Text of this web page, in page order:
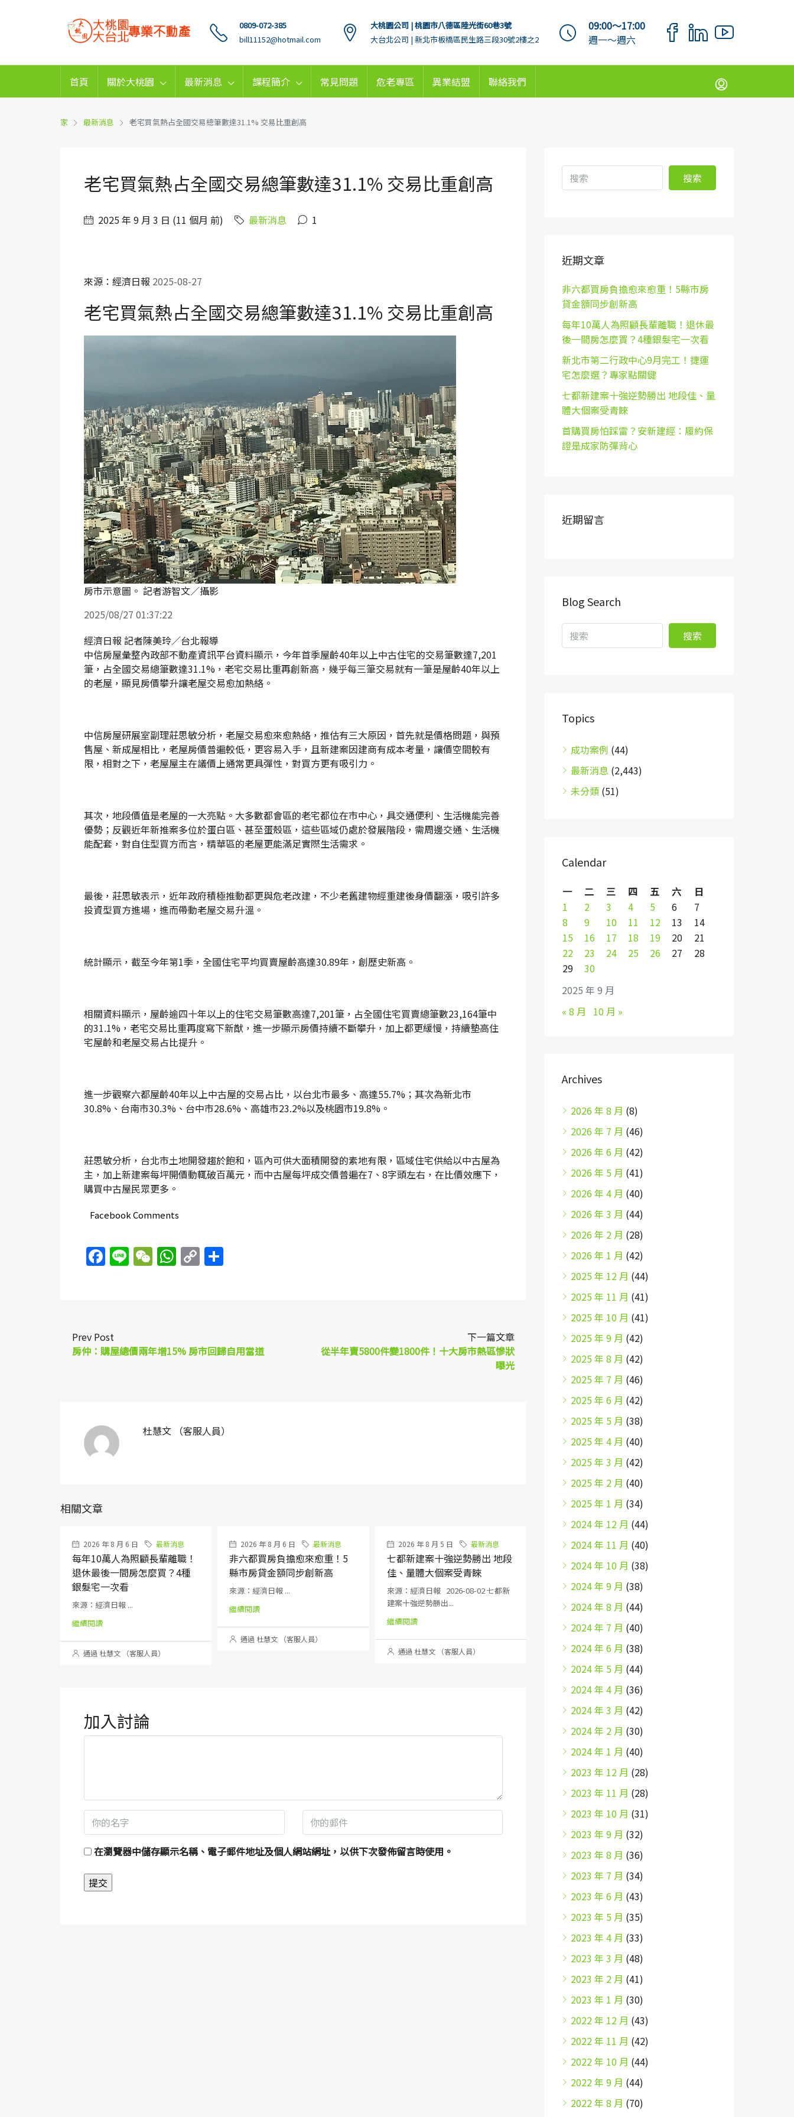
0809-072-385
bill11152@hotmail.com
大桃園公司 | 桃園市八德區陸光街60巷3號
大台北公司 | 新北市板橋區民生路三段30號2樓之2
09:00～17:00
週一～週六
首頁 關於大桃園 最新消息 課程簡介 常見問題 危老專區 異業結盟 聯絡我們
家 最新消息 老宅買氣熱占全國交易總筆數達31.1% 交易比重創高
老宅買氣熱占全國交易總筆數達31.1% 交易比重創高
2025 年 9 月 3 日 (11 個月 前) 最新消息 1
來源：經濟日報 2025-08-27
老宅買氣熱占全國交易總筆數達31.1% 交易比重創高
房市示意圖。 記者游智文／攝影
2025/08/27 01:37:22
經濟日報 記者陳美玲／台北報導
中信房屋彙整內政部不動產資訊平台資料顯示，今年首季屋齡40年以上中古住宅的交易筆數達7,201
筆，占全國交易總筆數達31.1%，老宅交易比重再創新高，幾乎每三筆交易就有一筆是屋齡40年以上
的老屋，顯見房價攀升讓老屋交易愈加熱絡。
中信房屋研展室副理莊思敏分析，老屋交易愈來愈熱絡，推估有三大原因，首先就是價格問題，與預
售屋、新成屋相比，老屋房價普遍較低，更容易入手，且新建案因建商有成本考量，讓價空間較有
限，相對之下，老屋屋主在議價上通常更具彈性，對買方更有吸引力。
其次，地段價值是老屋的一大亮點。大多數都會區的老宅都位在市中心，具交通便利、生活機能完善
優勢；反觀近年新推案多位於蛋白區、甚至蛋殼區，這些區域仍處於發展階段，需周邊交通、生活機
能配套，對自住型買方而言，精華區的老屋更能滿足實際生活需求。
最後，莊思敏表示，近年政府積極推動都更與危老改建，不少老舊建物經重建後身價翻漲，吸引許多
投資型買方進場，進而帶動老屋交易升溫。
統計顯示，截至今年第1季，全國住宅平均買賣屋齡高達30.89年，創歷史新高。
相關資料顯示，屋齡逾四十年以上的住宅交易筆數高達7,201筆，占全國住宅買賣總筆數23,164筆中
的31.1%，老宅交易比重再度寫下新猷，進一步顯示房價持續不斷攀升，加上都更緩慢，持續墊高住
宅屋齡和老屋交易占比提升。
進一步觀察六都屋齡40年以上中古屋的交易占比，以台北市最多、高達55.7%；其次為新北市
30.8%、台南市30.3%、台中市28.6%、高雄市23.2%以及桃園市19.8%。
莊思敏分析，台北市土地開發趨於飽和，區內可供大面積開發的素地有限，區域住宅供給以中古屋為
主，加上新建案每坪開價動輒破百萬元，而中古屋每坪成交價普遍在7、8字頭左右，在比價效應下，
購買中古屋民眾更多。
Facebook Comments
Facebook
LineWeChat
WhatsApp
Copy
Link
Prev Post
房仲：購屋總價兩年增15% 房市回歸自用當道
下一篇文章
從半年賣5800件變1800件！十大房市熱區慘狀
曝光
杜慧文 （客服人員）
相關文章
2026 年 8 月 6 日 最新消息
每年10萬人為照顧長輩離職！
退休最後一間房怎麼買？4種
銀髮宅一次看
來源：經濟日報 ...
繼續閱讀
通過 杜慧文 （客服人員）
2026 年 8 月 6 日 最新消息
非六都買房負擔愈來愈重！5
縣市房貸金額同步創新高
來源：經濟日報 ...
繼續閱讀
通過 杜慧文 （客服人員）
2026 年 8 月 5 日 最新消息
七都新建案十強逆勢勝出 地段
佳、量體大個案受青睞
來源：經濟日報 2026-08-02 七都新
建案十強逆勢勝出...
繼續閱讀
通過 杜慧文 （客服人員）
加入討論
在瀏覽器中儲存顯示名稱、電子郵件地址及個人網站網址，以供下次發佈留言時使用。
搜索
近期文章
非六都買房負擔愈來愈重！5縣市房
貸金額同步創新高
每年10萬人為照顧長輩離職！退休最
後一間房怎麼買？4種銀髮宅一次看
新北市第二行政中心9月完工！捷運
宅怎麼選？專家點關鍵
七都新建案十強逆勢勝出 地段佳、量
體大個案受青睞
首購買房怕踩雷？安新建經：履約保
證是成家防彈背心
近期留言
Blog Search
搜索
Topics
成功案例 (44)
最新消息 (2,443)
未分類 (51)
Calendar
2025 年 9 月
一 二 三 四 五 六
日
1
2 3 4 5 6
7
8
9 10 11 12 13
14
15
16 17 18 19 20
21
22
23 24 25 26 27
28
29
30
« 8 月 10 月 »
Archives
2026 年 8 月 (8)
2026 年 7 月 (46)
2026 年 6 月 (42)
2026 年 5 月 (41)
2026 年 4 月 (40)
2026 年 3 月 (44)
2026 年 2 月 (28)
2026 年 1 月 (42)
2025 年 12 月 (44)
2025 年 11 月 (41)
2025 年 10 月 (41)
2025 年 9 月 (42)
2025 年 8 月 (42)
2025 年 7 月 (46)
2025 年 6 月 (42)
2025 年 5 月 (38)
2025 年 4 月 (40)
2025 年 3 月 (42)
2025 年 2 月 (40)
2025 年 1 月 (34)
2024 年 12 月 (44)
2024 年 11 月 (40)
2024 年 10 月 (38)
2024 年 9 月 (38)
2024 年 8 月 (44)
2024 年 7 月 (40)
2024 年 6 月 (38)
2024 年 5 月 (44)
2024 年 4 月 (36)
2024 年 3 月 (42)
2024 年 2 月 (30)
2024 年 1 月 (40)
2023 年 12 月 (28)
2023 年 11 月 (28)
2023 年 10 月 (31)
2023 年 9 月 (32)
2023 年 8 月 (36)
2023 年 7 月 (34)
2023 年 6 月 (43)
2023 年 5 月 (35)
2023 年 4 月 (33)
2023 年 3 月 (48)
2023 年 2 月 (41)
2023 年 1 月 (30)
2022 年 12 月 (43)
2022 年 11 月 (42)
2022 年 10 月 (44)
2022 年 9 月 (44)
2022 年 8 月 (70)